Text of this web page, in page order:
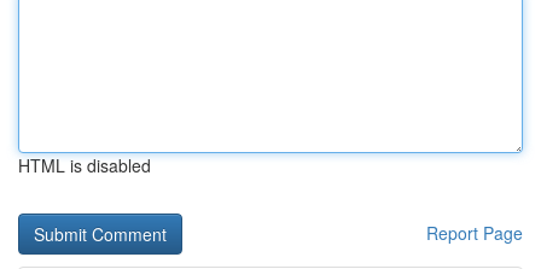
HTML is disabled
Report Page